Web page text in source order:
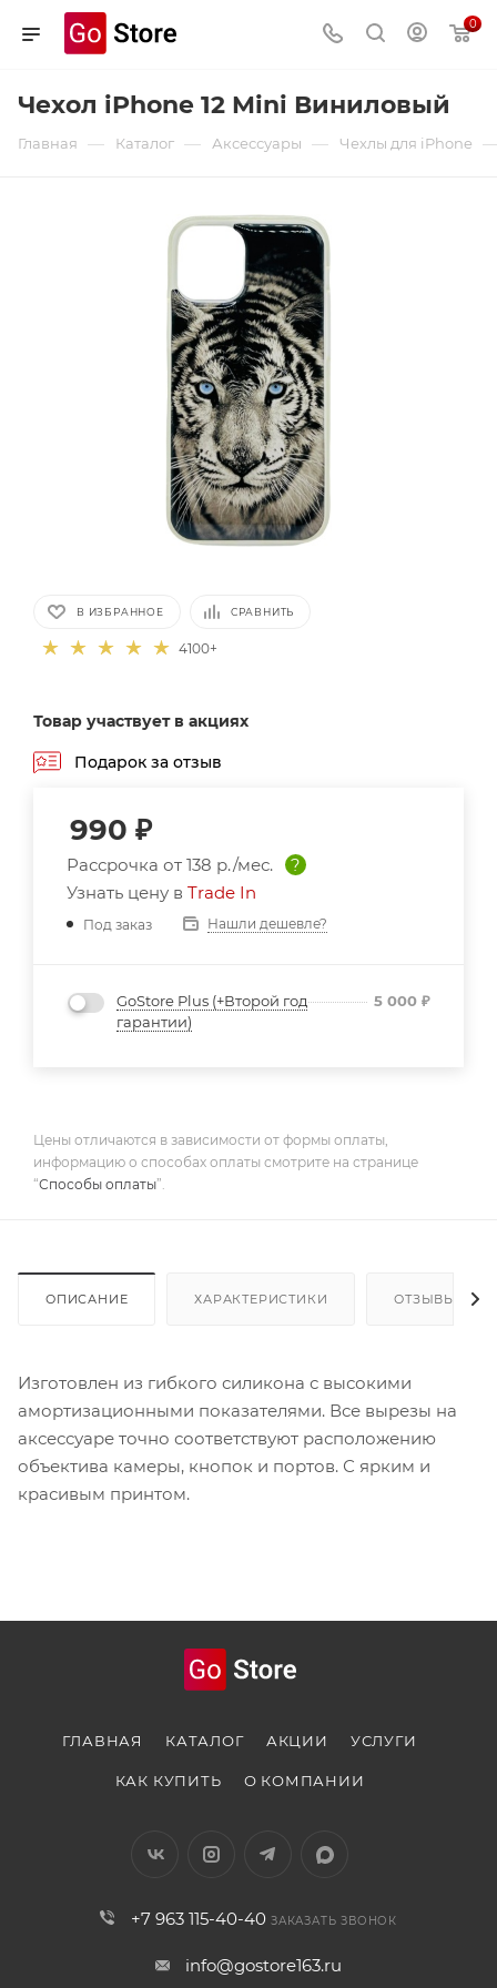
0
Чехол iPhone 12 Mini Виниловый
Главная — Каталог — Аксессуары — Чехлы для iPhone
В ИЗБРАННОЕ СРАВНИТЬ
4100+
Товар участвует в акциях
Подарок за отзыв
990 ₽
Рассрочка от 138 р./мес.
?
Узнать цену в Trade In
Под заказ Нашли дешевле?
GoStore Plus (+Второй год
гарантии)
5 000 ₽
Цены отличаются в зависимости от формы оплаты,
информацию о способах оплаты смотрите на странице
“Способы оплаты”.
ОПИСАНИЕ ХАРАКТЕРИСТИКИ ОТЗЫВЫ
Изготовлен из гибкого силикона с высокими
амортизационными показателями. Все вырезы на
аксессуаре точно соответствуют расположению
объектива камеры, кнопок и портов. С ярким и
красивым принтом.
ГЛАВНАЯ КАТАЛОГ АКЦИИ УСЛУГИ
КАК КУПИТЬ О КОМПАНИИ
+7 963 115-40-40 ЗАКАЗАТЬ ЗВОНОК
info@gostore163.ru